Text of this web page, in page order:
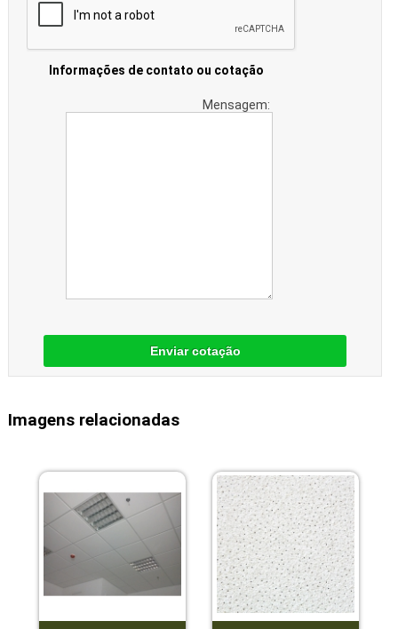
Informações de contato ou cotação
Mensagem:
Enviar cotação
Imagens relacionadas